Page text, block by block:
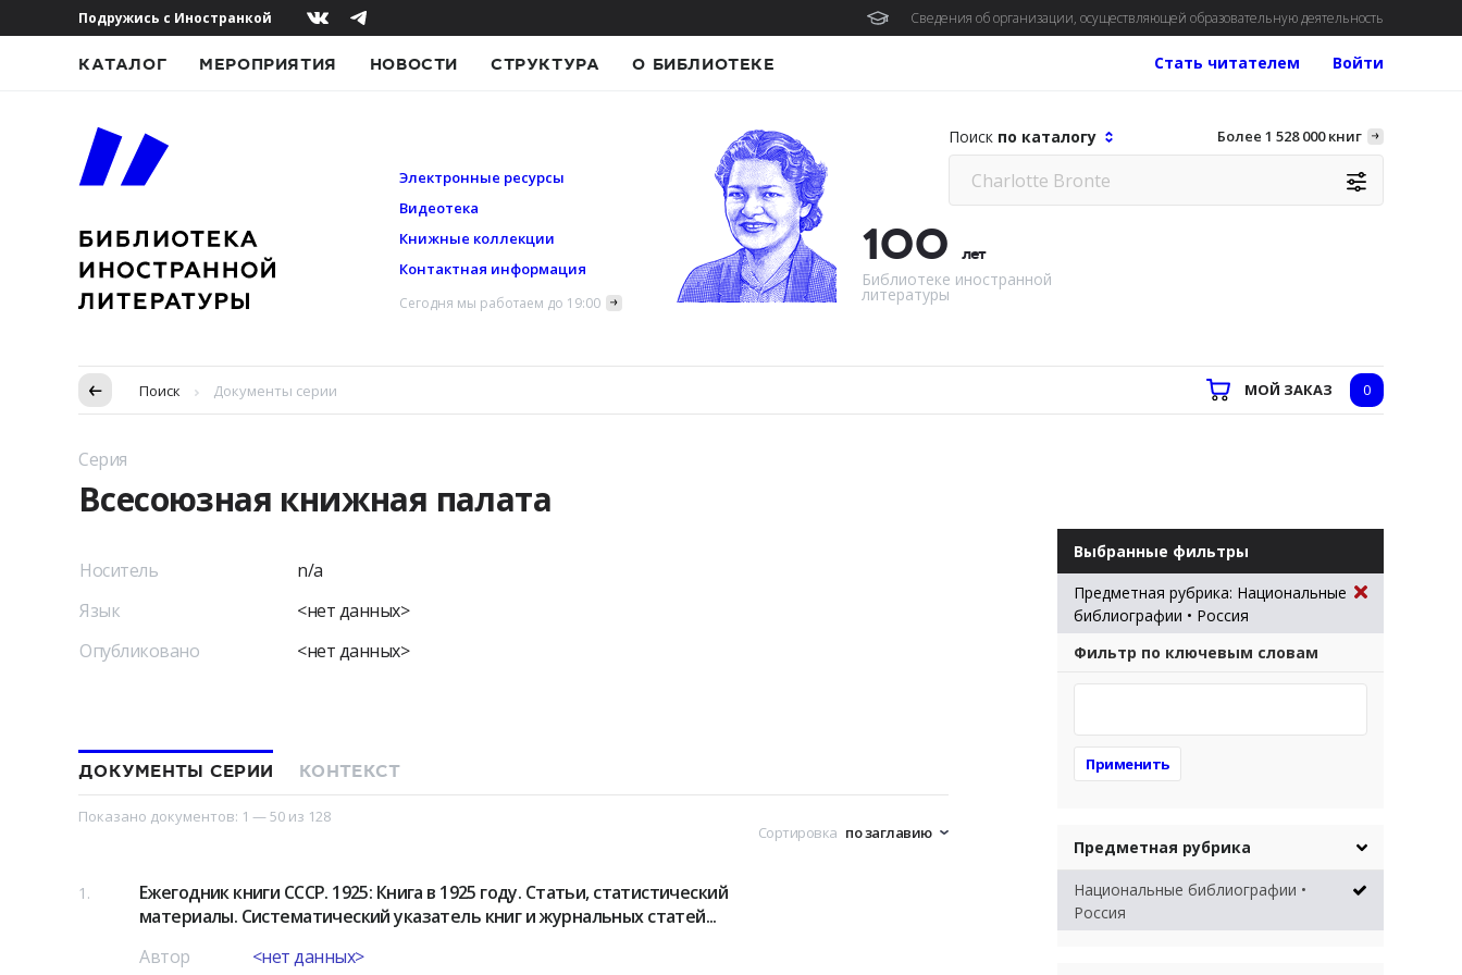
Подружись с Иностранкой Сведения об организации, осуществляющей образовательную деятельность
КАТАЛОГ МЕРОПРИЯТИЯ НОВОСТИ СТРУКТУРА О БИБЛИОТЕКЕ Войти
Стать читателем
Электронные ресурсы
Видеотека
Книжные коллекции
Контактная информация
Сегодня мы работаем до 19:00
Поиск по каталогу Более 1 528 000 книг
100
лет
Библиотеке иностранной
литературы
Пропуск в контексте
Поиск Документы серии МОЙ ЗАКАЗ 0
Серия
Всесоюзная книжная палата
Носитель
n/a
Язык
<нет данных>
Опубликовано
<нет данных>
ДОКУМЕНТЫ СЕРИИ КОНТЕКСТ
Показано документов: 1 — 50 из 128
Сортировка
1
Ежегодник книги СССР. 1925: Книга в 1925 году. Статьи, статистический
материалы. Систематический указатель книг и журнальных статей...
Автор
<нет данных>
Выбранные фильтры
Предметная рубрика: Национальные
библиографии • Россия
Фильтр по ключевым словам
Предметная рубрика
Национальные библиографии •
Россия